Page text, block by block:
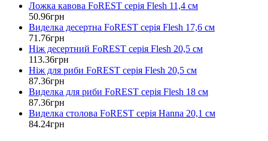
Ложка кавова FoREST серія Flesh 11,4 см
50.96грн
Виделка десертна FoREST серія Flesh 17,6 см
71 .76грн
Ніж десертний FoREST серія Flesh 20,5 см
113.36грн
Ніж для риби FoREST серія Flesh 20,5 см
87.36грн
Виделка для риби FoREST серія Flesh 18 см
87.36грн
Виделка столова FoREST серія Hanna 20,1 см
84.24грн